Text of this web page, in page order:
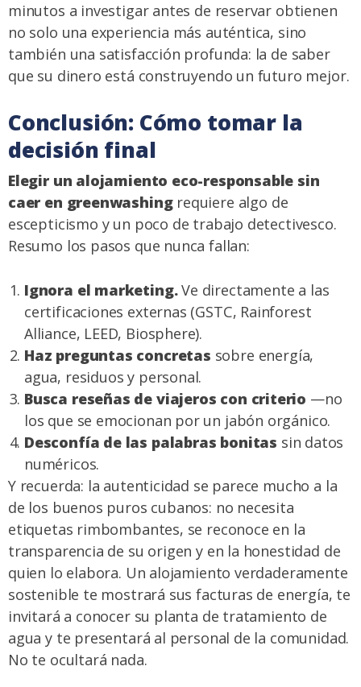
minutos a investigar antes de reservar obtienen
no solo una experiencia más auténtica, sino
también una satisfacción profunda: la de saber
que su dinero está construyendo un futuro mejor.
Conclusión: Cómo tomar la
decisión final
Elegir un alojamiento eco-responsable sin
caer en greenwashingrequiere algo de
escepticismo y un poco de trabajo detectivesco.
Resumo los pasos que nunca fallan:
Ignora el marketing.Ve directamente a las
certificaciones externas (GSTC, Rainforest
Alliance, LEED, Biosphere).
Haz preguntas concretas sobre energía,
agua, residuos y personal.
Busca reseñas de viajeros con criterio —no
los que se emocionan por un jabón orgánico.
Desconfía de las palabras bonitas sin datos
numéricos.
Y recuerda: la autenticidad se parece mucho a la
de los buenos puros cubanos: no necesita
etiquetas rimbombantes, se reconoce en la
transparencia de su origen y en la honestidad de
quien lo elabora. Un alojamiento verdaderamente
sostenible te mostrará sus facturas de energía, te
invitará a conocer su planta de tratamiento de
agua y te presentará al personal de la comunidad.
No te ocultará nada.